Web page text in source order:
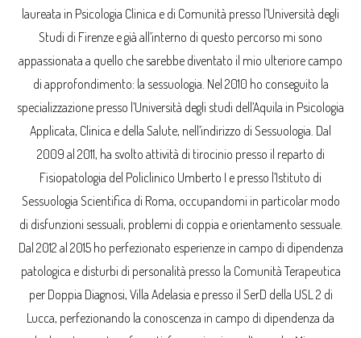
laureata in Psicologia Clinica e di Comunità presso l’Università degli
Studi di Firenze e già all’interno di questo percorso mi sono
appassionata a quello che sarebbe diventato il mio ulteriore campo
di approfondimento: la sessuologia. Nel 2010 ho conseguito la
specializzazione presso l’Università degli studi dell’Aquila in Psicologia
Applicata, Clinica e della Salute, nell’indirizzo di Sessuologia. Dal
2009 al 2011, ha svolto attività di tirocinio presso il reparto di
Fisiopatologia del Policlinico Umberto I e presso l’Istituto di
Sessuologia Scientifica di Roma, occupandomi in particolar modo
di disfunzioni sessuali, problemi di coppia e orientamento sessuale.
Dal 2012 al 2015 ho perfezionato esperienze in campo di dipendenza
patologica e disturbi di personalità presso la Comunità Terapeutica
per Doppia Diagnosi, Villa Adelasia e presso il SerD della USL 2 di
Lucca, perfezionando la conoscenza in campo di dipendenza da